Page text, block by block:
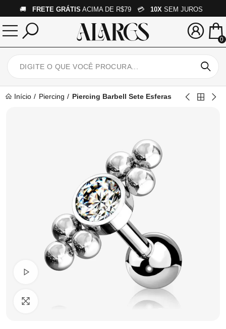
🚚 FRETE GRÁTIS ACIMA DE R$79 💳 10X SEM JUROS
0
Início Piercing Piercing Barbell Sete Esferas
Ver Vídeo